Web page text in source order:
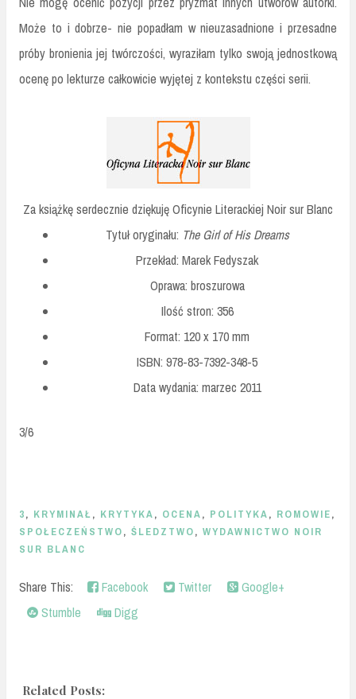
Może to i dobrze- nie popadłam w nieuzasadnione i przesadne
próby bronienia jej twórczości, wyraziłam tylko swoją jednostkową
ocenę po lekturze całkowicie wyjętej z kontekstu części serii.
Za książkę serdecznie dziękuję Oficynie Literackiej Noir sur Blanc
Tytuł oryginału: The Girl of His Dreams
Przekład: Marek Fedyszak
Oprawa: broszurowa
Ilość stron: 356
Format: 120 x 170 mm
ISBN: 978-83-7392-348-5
Data wydania: marzec 2011
3/6
3, KRYMINAŁ, KRYTYKA, OCENA, POLITYKA, ROMOWIE,
SPOŁECZEŃSTWO, ŚLEDZTWO, WYDAWNICTWO NOIR
SUR BLANC
Share This: Facebook Twitter
Google+
Stumble
Digg
Related Posts: